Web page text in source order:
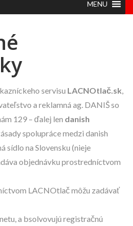
servisu LACNOtlač.sk,
a reklamná ag. DANIŠ so
129 – ďalej len danish
spolupráce medzi danish
sídlo na Slovensku (nieje
objednávku prostredníctvom
LACNOtlač môžu zadávať
a bsolvovujú registračnú